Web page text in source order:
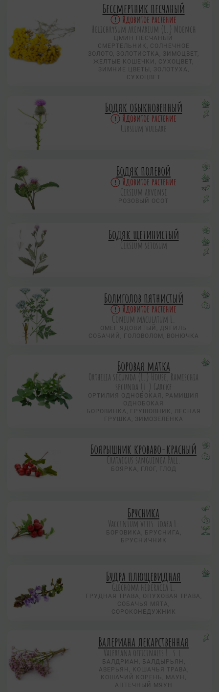
Бессмертник песчаный
Ядовитое растение
Helichrysum arenarium (L.) Moench
ЦМИН ПЕСЧАНЫЙ
СМЕРТЕЛЬНИК, СОЛНЕЧНОЕ
ЗОЛОТО, ЗОЛОТИСТКА, ЗИМОЦВЕТ,
ЖЕЛТЫЕ КОШЕЧКИ, СУХОЦВЕТ,
ЗИМНИЕ ЦВЕТЫ, ЗОЛОТУХА,
СУХОЦВЕТ
Бодяк обыкновенный
Ядовитое растение
Cirsium vulgare
Бодяк полевой
Ядовитое растение
Cirsium arvense
РОЗОВЫЙ ОСОТ
Бодяк щетинистый
Cirsium setosum
Болиголов пятнистый
Ядовитое растение
Conium maculatum L.
ОМЕГ ЯДОВИТЫЙ, ДЯГИЛЬ
СОБАЧИЙ, ГОЛОВОЛОМ, ВОНЮЧКА
Боровая матка
Orthilia secunda (L.) House, Ramischia
secunda (L.) Garсke
ОРТИЛИЯ ОДНОБОКАЯ, РАМИШИЯ
ОДНОБОКАЯ
БОРОВИНКА, ГРУШОВНИК, ЛЕСНАЯ
ГРУШКА, ЗИМОЗЕЛЁНКА
Боярышник кроваво-красный
Crataegus sanguinea Pall.
БОЯРКА, ГЛОГ, ГЛОД
Брусника
Vaccinium vitis-idaea L.
БОРОВИКА, БРУСНИГА,
БРУСНИЧНИК
Будра плющевидная
Glechoma hederacea L.
ГРУДНАЯ ТРАВА, ОПУХОВАЯ ТРАВА,
СОБАЧЬЯ МЯТА,
СОРОКОНЕДУЖНИК
Валериана лекарственная
Valeriana officinalis L. s.l.
БАЛДРИАН, БАЛДЫРЬЯН,
АВЕРЬЯН, КОШАЧЬЯ ТРАВА,
КОШАЧИЙ КОРЕНЬ, МАУН,
АПТЕЧНЫЙ МЯУН